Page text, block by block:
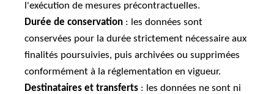
l'exécution de mesures précontractuelles.
Durée de conservation : les données sont
conservées pour la durée strictement nécessaire aux
finalités poursuivies, puis archivées ou supprimées
conformément à la réglementation en vigueur.
Destinataires et transferts : les données ne sont ni